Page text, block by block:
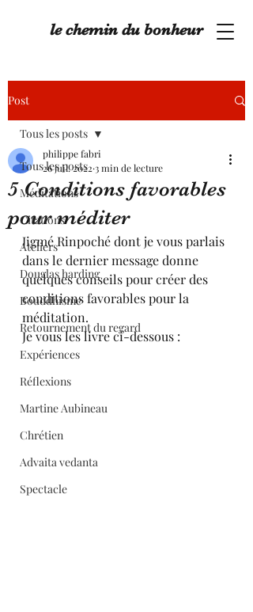
le chemin du bonheur
Post
Tous les posts
Méditations
Citations
Ateliers
Douglas harding
Bouddhisme
Retournement du regard
Expériences
Réflexions
Martine Aubineau
Chrétien
Advaita vedanta
Spectacle
Tous les posts
5 Conditions favorables
pour méditer
philippe fabri
26 juil. 2022 3 min de lecture
Jigmé Rinpoché dont je vous parlais
dans le dernier message donne
quelques conseils pour créer des
conditions favorables pour la
méditation.
Je vous les livre ci-dessous :